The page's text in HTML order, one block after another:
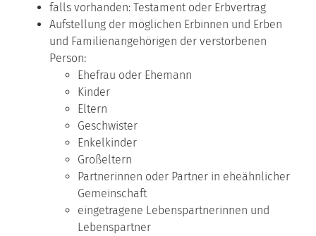
falls vorhanden: Testament oder Erbvertrag
Aufstellung der möglichen Erbinnen und Erben
und Familienangehörigen der verstorbenen
Person:
Ehefrau oder Ehemann
Kinder
Eltern
Geschwister
Enkelkinder
Großeltern
Partnerinnen oder Partner in eheähnlicher
Gemeinschaft
eingetragene Lebenspartnerinnen und
Lebenspartner